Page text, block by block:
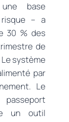
base
– a
30 % des
de
système
par
Le
un outil